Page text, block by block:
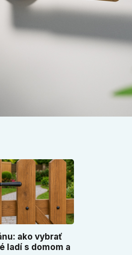
ako vybrať
ladí s domom a